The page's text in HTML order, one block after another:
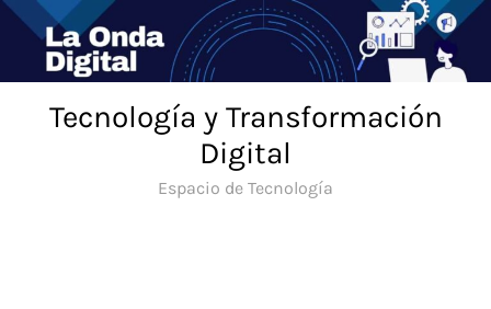
Saltar
contenido
Tecnología y Transformación
Digital
Espacio de Tecnología